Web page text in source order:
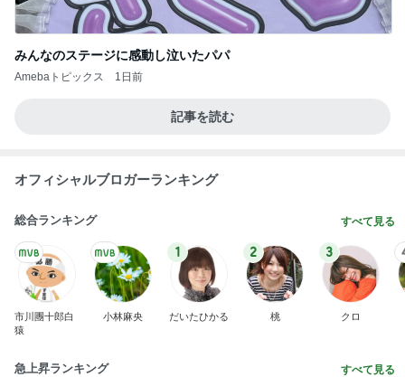
みんなのステージに感動し泣いたパパ
Amebaトピックス 1日前
記事を読む
オフィシャルブロガーランキング
総合ランキング すべて見る
市川團十郎白
猿
小林麻央
1
だいたひかる
2
桃
3
クロ
急上昇ランキング すべて見る